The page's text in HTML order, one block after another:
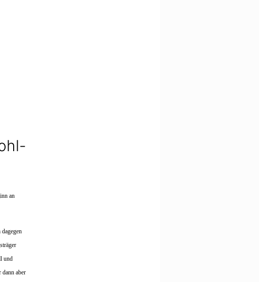
an
und
dann aber